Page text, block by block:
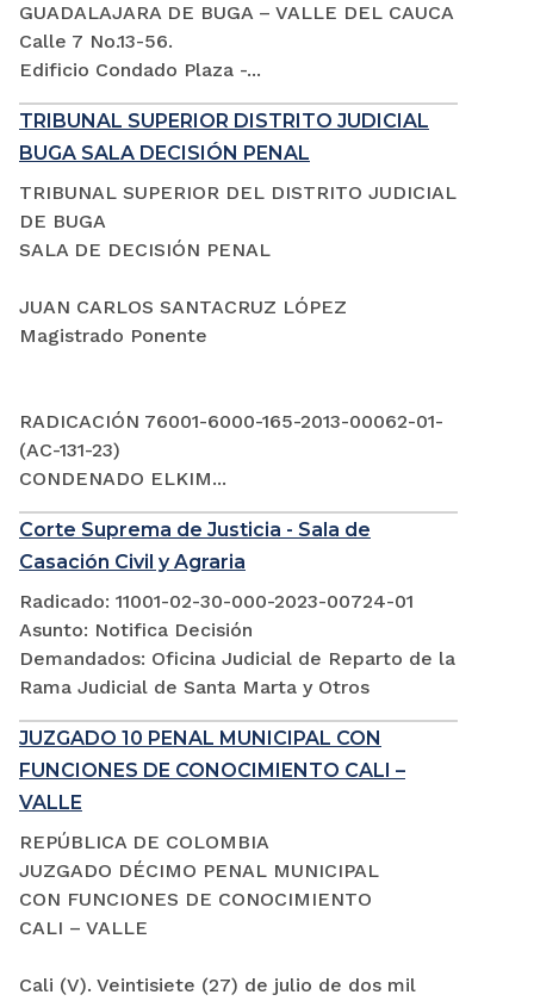
GUADALAJARA DE BUGA – VALLE DEL CAUCA
Calle 7 No.13-56.
Edificio Condado Plaza -...
TRIBUNAL SUPERIOR DISTRITO JUDICIAL
BUGA SALA DECISIÓN PENAL
TRIBUNAL SUPERIOR DEL DISTRITO JUDICIAL
DE BUGA
SALA DE DECISIÓN PENAL
JUAN CARLOS SANTACRUZ LÓPEZ
Magistrado Ponente
RADICACIÓN 76001-6000-165-2013-00062-01-
(AC-131-23)
CONDENADO ELKIM...
Corte Suprema de Justicia - Sala de
Casación Civil y Agraria
Radicado: 11001-02-30-000-2023-00724-01
Asunto: Notifica Decisión
Demandados: Oficina Judicial de Reparto de la
Rama Judicial de Santa Marta y Otros
JUZGADO 10 PENAL MUNICIPAL CON
FUNCIONES DE CONOCIMIENTO CALI –
VALLE
REPÚBLICA DE COLOMBIA
JUZGADO DÉCIMO PENAL MUNICIPAL
CON FUNCIONES DE CONOCIMIENTO
CALI – VALLE
Cali (V). Veintisiete (27) de julio de dos mil